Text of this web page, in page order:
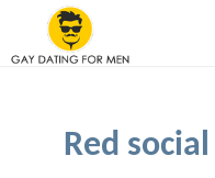
Red